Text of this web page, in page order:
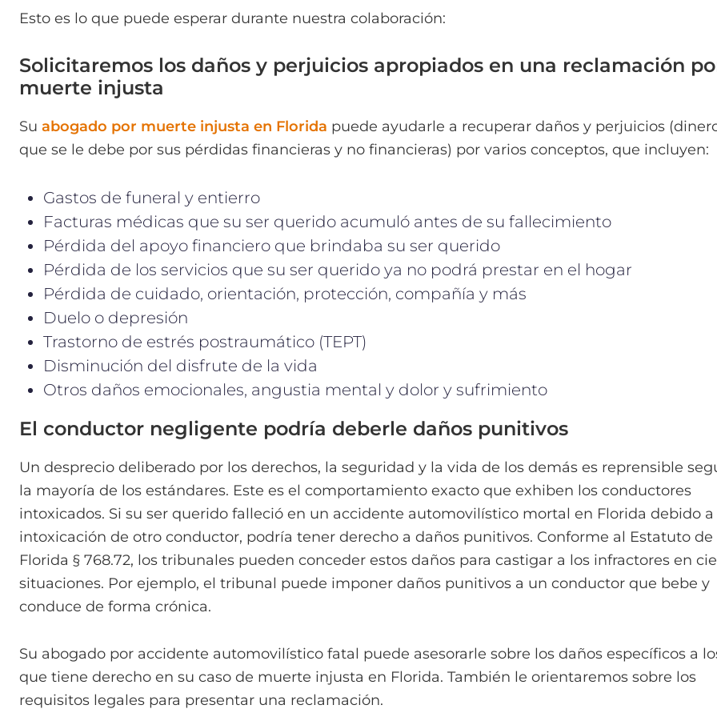
Esto es lo que puede esperar durante nuestra colaboración:
Solicitaremos los daños y perjuicios apropiados en una reclamación
muerte injusta
Su abogado por muerte injusta en Florida puede ayudarle a recuperar daños y perjuicios
que se le debe por sus pérdidas financieras y no financieras) por varios conceptos, que incluyen:
Gastos de funeral y entierro
Facturas médicas que su ser querido acumuló antes de su fallecimiento
Pérdida del apoyo financiero que brindaba su ser querido
Pérdida de los servicios que su ser querido ya no podrá prestar en el hogar
Pérdida de cuidado, orientación, protección, compañía y más
Duelo o depresión
Trastorno de estrés postraumático (TEPT)
Disminución del disfrute de la vida
Otros daños emocionales, angustia mental y dolor y sufrimiento
El conductor negligente podría deberle daños punitivos
Un desprecio deliberado por los derechos, la seguridad y la vida de los demás es reprensible
la mayoría de los estándares. Este es el comportamiento exacto que exhiben los conductores
intoxicados. Si su ser querido falleció en un accidente automovilístico mortal en Florida debido a
intoxicación de otro conductor, podría tener derecho a daños punitivos. Conforme al Estatuto de
Florida § 768.72, los tribunales pueden conceder estos daños para castigar a los infractores en
situaciones. Por ejemplo, el tribunal puede imponer daños punitivos a un conductor que bebe y
conduce de forma crónica.
Su abogado por accidente automovilístico fatal puede asesorarle sobre los daños específicos a
que tiene derecho en su caso de muerte injusta en Florida. También le orientaremos sobre los
requisitos legales para presentar una reclamación.